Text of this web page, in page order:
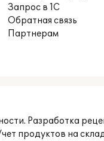
Запрос в 1С
Обратная связь
Партнерам
Разработка
продуктов на